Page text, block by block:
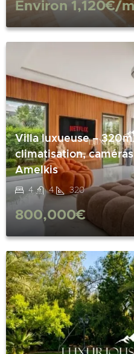
Environ 1,120€/
Villa luxueuse –
climatisation,
Amelkis
4 4 320
800,000€